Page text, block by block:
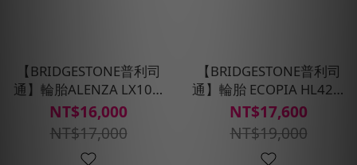
【BRIDGESTONE普利司
通】輪胎ALENZA LX100-
225/65R17_四入組(含安裝
定位平衡)
NT$16,000
NT$17,000
【BRIDGESTONE普利司
通】輪胎 ECOPIA HL422-
225/55R17_四入組(含安裝
定位平衡)
NT$17,600
NT$19,000